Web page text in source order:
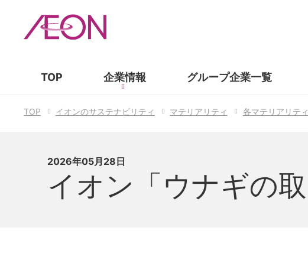
TOP 企業情報 グループ企業一覧
TOP イオンのサステナビリティ マテリアリティ 各マテリアリテ
2026年05月28日
イオン「ウナギの